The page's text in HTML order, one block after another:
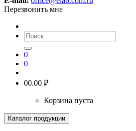
Перезвонить мне
0
0
00.00 ₽
Корзина пуста
Каталог продукции